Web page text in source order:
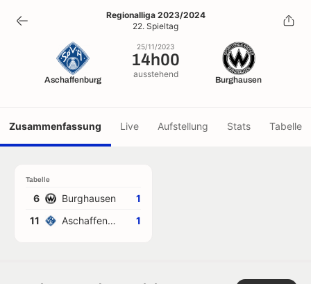
14h00
25/11/2023
Regionalliga 2023/2024
22. Spieltag
Aschaffenburg
25/11/2023
14h00
ausstehend
Burghausen
Zusammenfassung Live Aufstellung Stats Tabelle
Tabelle
6 Burghausen
1
11
Aschaffenburg 1